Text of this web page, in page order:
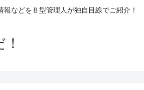
などをＢ型管理人が独自目線でご紹介！